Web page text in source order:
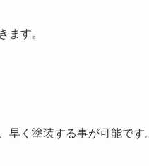
す。
く塗装する事が可能です。